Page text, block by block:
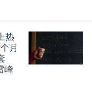
热
月
峰